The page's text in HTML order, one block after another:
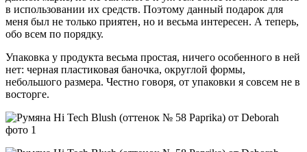
в использовании их средств. Поэтому данный подарок для
меня был не только приятен, но и весьма интересен. А теперь,
обо всем по порядку.
Упаковка у продукта весьма простая, ничего особенного в ней
нет: черная пластиковая баночка, округлой формы,
небольшого размера. Честно говоря, от упаковки я совсем не в
восторге.